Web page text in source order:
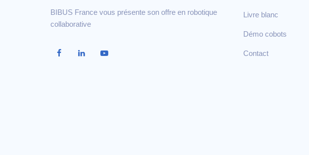
BIBUS France vous présente son offre en robotique
collaborative
Livre blanc
Démo cobots
Contact